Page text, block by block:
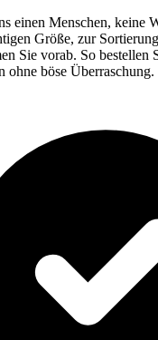
einen Menschen, keine
Größe, zur
Sie vorab. So bestellen
ohne böse Überraschung.